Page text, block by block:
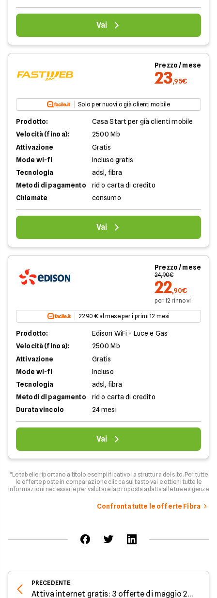
Vai
Prezzo / mese
23,95€
Solo per nuovi o già clienti mobile
Prodotto:
Casa Start per già clienti mobile
Velocità (fino a):
2500 Mb
Attivazione
Gratis
Mode wi-fi
Incluso gratis
Tecnologia
adsl, fibra
Metodi di pagamento
rid o carta di credito
Chiamate
consumo
Vai
Prezzo / mese
24,90€
22,90€
per 12 rinnovi
22.90 € al mese per i primi 12 mesi
Prodotto:
Edison WiFi + Luce e Gas
Velocità (fino a):
2500 Mb
Attivazione
Gratis
Mode wi-fi
Incluso
Tecnologia
adsl, fibra
Metodi di pagamento
rid o carta di credito
Durata vincolo
24 mesi
Vai
*Le tabelle riportano a titolo esemplificativo la struttura del sito. Per tutte
le offerte poste in comparazione clicca sul tasto vai e ottieni tutte le
informazioni necessarie per valutare la proposta adatta alle tue esigenze
Confronta tutte le offerte Fibra
PRECEDENTE
Attiva internet gratis: 3 offerte di maggio 2026